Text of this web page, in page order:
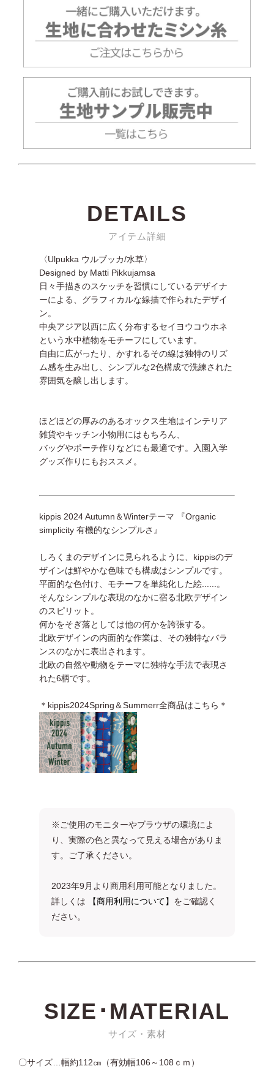
DETAILS
アイテム詳細
〈Ulpukka ウルブッカ/水草〉
Designed by Matti Pikkujamsa
日々手描きのスケッチを習慣にしているデザイナ
ーによる、グラフィカルな線描で作られたデザイ
ン。
中央アジア以西に広く分布するセイヨウコウホネ
という水中植物をモチーフにしています。
自由に広がったり、かすれるその線は独特のリズ
ム感を生み出し、シンプルな2色構成で洗練された
雰囲気を醸し出します。
ほどほどの厚みのあるオックス生地はインテリア
雑貨やキッチン小物用にはもちろん、
バッグやポーチ作りなどにも最適です。入園入学
グッズ作りにもおススメ。
kippis 2024 Autumn＆Winterテーマ 『Organic
simplicity 有機的なシンプルさ』
しろくまのデザインに見られるように、kippisのデ
ザインは鮮やかな色味でも構成はシンプルです。
平面的な色付け、モチーフを単純化した絵......。
そんなシンプルな表現のなかに宿る北欧デザイン
のスピリット。
何かをそぎ落としては他の何かを誇張する。
北欧デザインの内面的な作業は、その独特なバラ
ンスのなかに表出されます。
北欧の自然や動物をテーマに独特な手法で表現さ
れた6柄です。
＊kippis2024Spring＆Summerr全商品はこちら＊
※ご使用のモニターやブラウザの環境によ
り、実際の色と異なって見える場合がありま
す。ご了承ください。
2023年9月より商用利用可能となりました。
詳しくは
【商用利用について】 をご確認く
ださい。
SIZE･MATERIAL
サイズ・素材
〇サイズ…幅約112㎝（有効幅106～108ｃｍ）